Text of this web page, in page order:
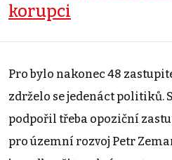
korupci
Pro bylo nakonec 48
zdrželo se jedenáct politiků.
podpořil třeba opoziční
pro územní rozvoj Petr